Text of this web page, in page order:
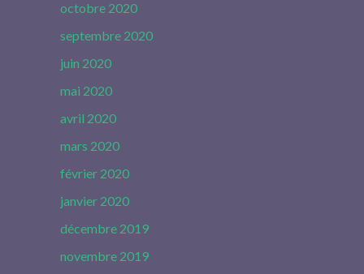
octobre 2020
septembre 2020
juin 2020
mai 2020
avril 2020
mars 2020
février 2020
janvier 2020
décembre 2019
novembre 2019